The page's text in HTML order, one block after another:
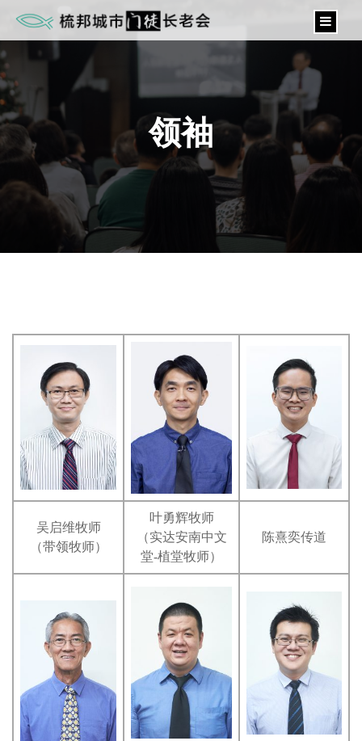
领袖
吴启维牧师
（带领牧师）
叶勇辉牧师
（实达安南中文
堂-植堂牧师）
陈熹奕传道